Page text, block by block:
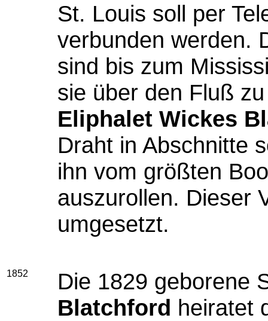
St. Louis soll per
verbunden werden.
sind bis zum
sie über den Fluß
Eliphalet Wickes
Draht in Abschnitte
ihn vom größten
auszurollen. Dieser
umgesetzt.
1852
Die 1829 geborene
Blatchford heiratet